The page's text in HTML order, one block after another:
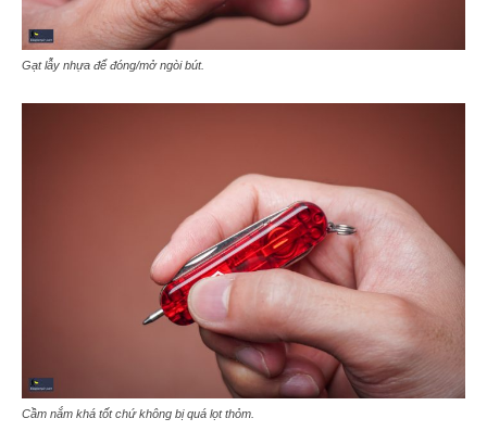
Gạt lẫy nhựa để đóng/mở ngòi bút.
Cầm nắm khá tốt chứ không bị quá lọt thỏm.